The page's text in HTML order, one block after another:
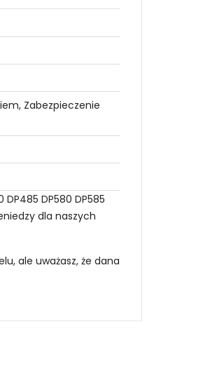
Zabezpieczenie
DP580 DP585
dla naszych
ale uważasz, że dana